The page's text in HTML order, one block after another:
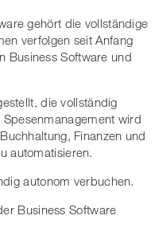
gehört die vollständige
verfolgen seit Anfang
Business Software und
die vollständig
wird
Finanzen und
automatisieren.
autonom verbuchen.
Business Software